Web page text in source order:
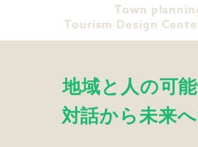
Town
Tourism Design
地域と人の可能
対話から未来